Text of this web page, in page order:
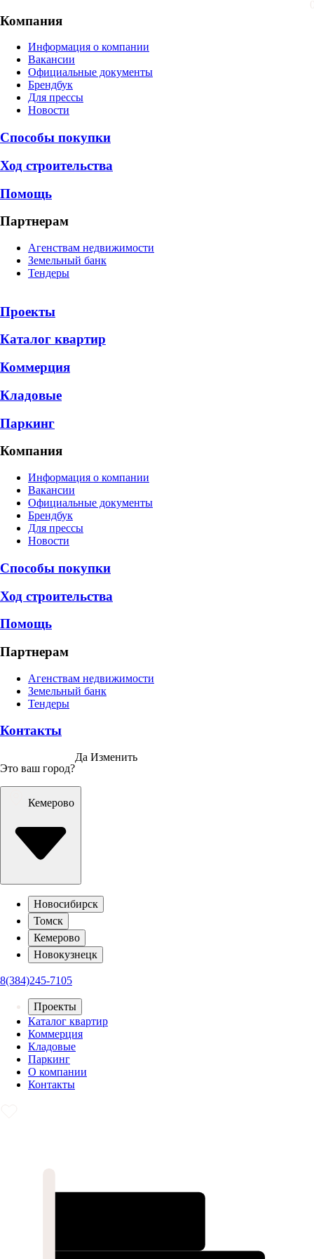
Компания
Информация о компании
Вакансии
Официальные документы
Брендбук
Для прессы
Новости
Способы покупки
Ход строительства
Помощь
Партнерам
Агенствам недвижимости
Земельный банк
Тендеры
Проекты
Каталог квартир
Коммерция
Кладовые
Паркинг
Компания
Информация о компании
Вакансии
Официальные документы
Брендбук
Для прессы
Новости
Способы покупки
Ход строительства
Помощь
Партнерам
Агенствам недвижимости
Земельный банк
Тендеры
Контакты
Это ваш город?
Да Изменить
Кемерово
Новосибирск
Томск
Кемерово
Новокузнецк
8(384)245-7105
Проекты
Каталог квартир
Коммерция
Кладовые
Паркинг
О компании
Контакты